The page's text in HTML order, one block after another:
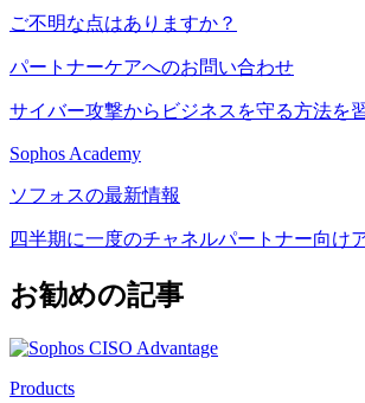
ご不明な点はありますか？
パートナーケアへのお問い合わせ
サイバー攻撃からビジネスを守る方法を
Sophos Academy
ソフォスの最新情報
四半期に一度のチャネルパートナー向け
お勧めの記事
Products